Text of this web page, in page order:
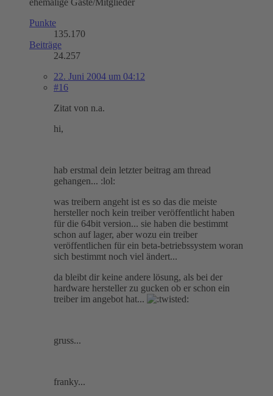
Punkte
135.170
Beiträge
24.257
22. Juni 2004 um 04:12
#16
Zitat von n.a.
hi,
hab erstmal dein letzter beitrag am thread
gehangen... :lol:
was treibern angeht ist es so das die meiste
hersteller noch kein treiber veröffentlicht haben
für die 64bit version... sie haben die bestimmt
schon auf lager, aber wozu ein treiber
veröffentlichen für ein beta-betriebssystem woran
sich bestimmt noch viel ändert...
da bleibt dir keine andere lösung, als bei der
hardware hersteller zu gucken ob er schon ein
treiber im angebot hat...
gruss...
franky...